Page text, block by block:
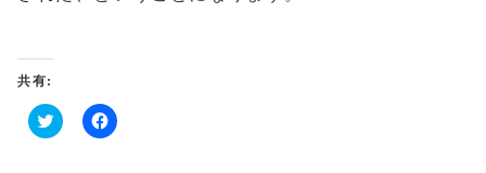
共有:
ク F